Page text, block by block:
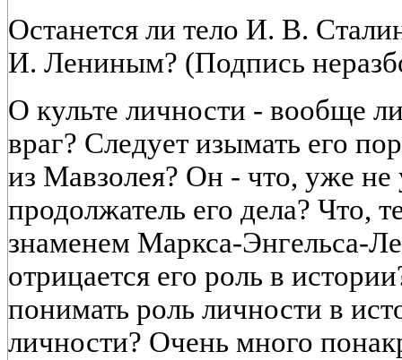
Останется ли тело И. В.
И. Лениным? (Подпись
О культе личности - вообще
враг? Следует изымать его
из Мавзолея? Он - что, уже
продолжатель его дела? Что,
знаменем Маркса-Энгельса-
отрицается его роль в
понимать роль личности в
личности? Очень много